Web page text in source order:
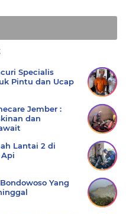
Specialis
Pintu dan Ucap
Jember :
dan
Lantai 2 di
Yang